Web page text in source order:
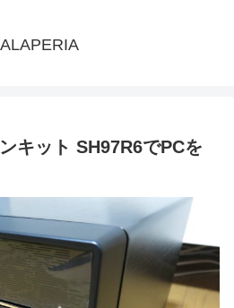
キット SH97R6でPCを